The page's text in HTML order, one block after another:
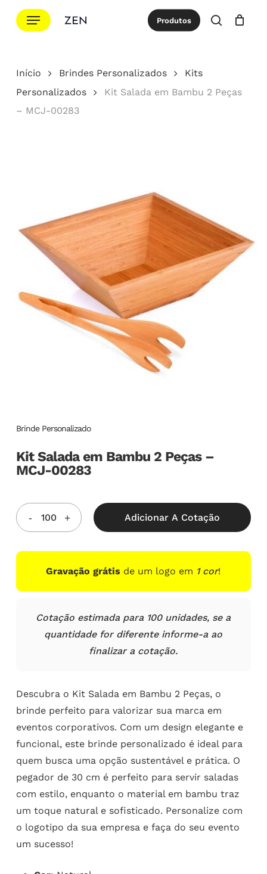
para
principal
Menu Produtos
procurar
Cotação Close
Início Brindes Personalizados
Kits
Personalizados
Kit Salada em Bambu 2 Peças
– MCJ-00283
Brinde Personalizado
Kit Salada em Bambu 2 Peças –
MCJ-00283
Adicionar A Cotação
Gravação grátis de um logo em 1 cor!
Cotação estimada para 100 unidades, se a
quantidade for diferente informe-a ao
finalizar a cotação.
Descubra o Kit Salada em Bambu 2 Peças, o
brinde perfeito para valorizar sua marca em
eventos corporativos. Com um design elegante e
funcional, este brinde personalizado é ideal para
quem busca uma opção sustentável e prática. O
pegador de 30 cm é perfeito para servir saladas
com estilo, enquanto o material em bambu traz
um toque natural e sofisticado. Personalize com
o logotipo da sua empresa e faça do seu evento
um sucesso!